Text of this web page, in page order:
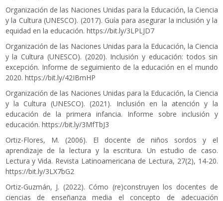
Organización de las Naciones Unidas para la Educación, la Ciencia
y la Cultura (UNESCO). (2017). Guía para asegurar la inclusión y la
equidad en la educación. https://bit.ly/3LPLJD7
Organización de las Naciones Unidas para la Educación, la Ciencia
y la Cultura (UNESCO). (2020). Inclusión y educación: todos sin
excepción. Informe de seguimiento de la educación en el mundo
2020. https://bit.ly/42IBmHP
Organización de las Naciones Unidas para la Educación, la Ciencia
y la Cultura (UNESCO). (2021). Inclusión en la atención y la
educación de la primera infancia. Informe sobre inclusión y
educación. https://bit.ly/3MfTbJ3
Ortiz-Flores, M. (2006). El docente de niños sordos y el
aprendizaje de la lectura y la escritura. Un estudio de caso.
Lectura y Vida. Revista Latinoamericana de Lectura, 27(2), 14-20.
https://bit.ly/3LX7bG2
Ortiz-Guzmán, J. (2022). Cómo (re)construyen los docentes de
ciencias de enseñanza media el concepto de adecuación